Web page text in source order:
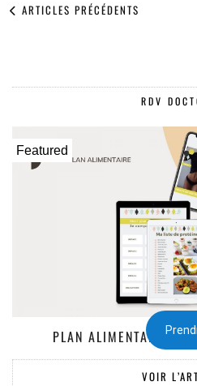
ARTICLES PRÉCÉDENTS
RDV
Featured
PLAN ALIMENTAIRE
VOIR